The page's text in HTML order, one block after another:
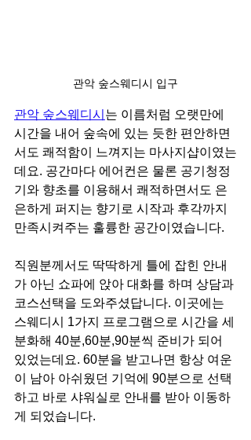
관악 숲스웨디시 입구
관악 숲스웨디시 는 이름처럼 오랫만에
시간을 내어 숲속에 있는 듯한 편안하면
서도 쾌적함이 느껴지는 마사지샵이였는
데요. 공간마다 에어컨은 물론 공기청정
기와 향초를 이용해서 쾌적하면서도 은
은하게 퍼지는 향기로 시작과 후각까지
만족시켜주는 훌륭한 공간이였습니다.
직원분께서도 딱딱하게 틀에 잡힌 안내
가 아닌 쇼파에 앉아 대화를 하며 상담과
코스선택을 도와주셨답니다. 이곳에는
스웨디시 1가지 프로그램으로 시간을 세
분화해 40분,60분,90분씩 준비가 되어
있었는데요. 60분을 받고나면 항상 여운
이 남아 아쉬웠던 기억에 90분으로 선택
하고 바로 샤워실로 안내를 받아 이동하
게 되었습니다.